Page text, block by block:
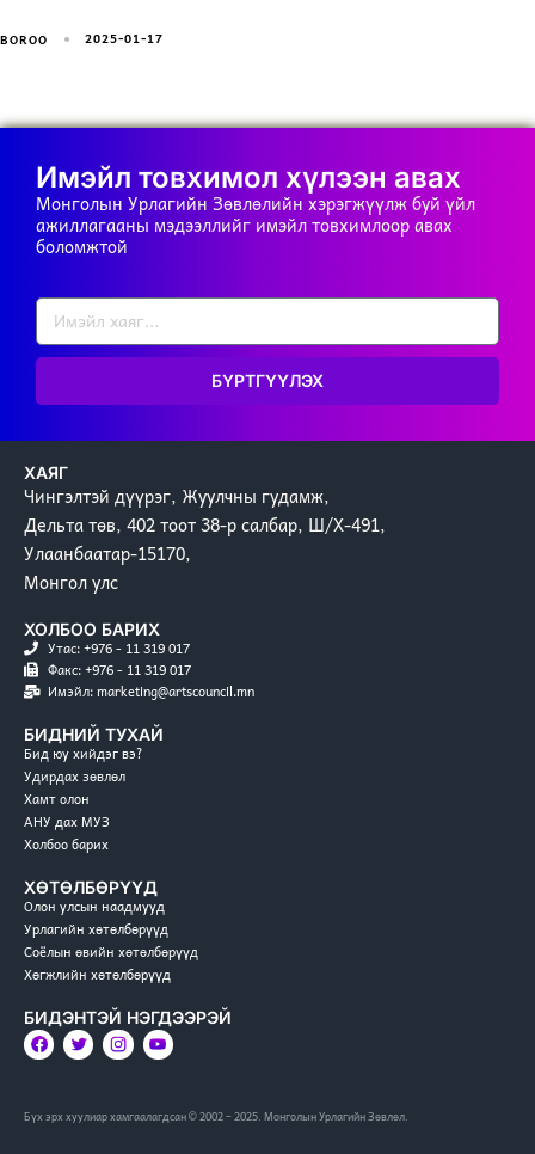
BOROO 2025-01-17
Имэйл товхимол хүлээн авах
Монголын Урлагийн Зөвлөлийн хэрэгжүүлж буй үйл
ажиллагааны мэдээллийг имэйл товхимлоор авах
боломжтой
БҮРТГҮҮЛЭХ
ХАЯГ
Чингэлтэй дүүрэг, Жуулчны гудамж,
Дельта төв, 402 тоот 38-р салбар, Ш/Х-491,
Улаанбаатар-15170,
Монгол улс
ХОЛБОО БАРИХ
Утас: +976 - 11 319 017
Факс: +976 - 11 319 017
Имэйл: marketing@artscouncil.mn
БИДНИЙ ТУХАЙ
Бид юу хийдэг вэ?
Удирдах зөвлөл
Хамт олон
АНУ дах МУЗ
Холбоо барих
ХӨТӨЛБӨРҮҮД
Олон улсын наадмууд
Урлагийн хөтөлбөрүүд
Соёлын өвийн хөтөлбөрүүд
Хөгжлийн хөтөлбөрүүд
БИДЭНТЭЙ НЭГДЭЭРЭЙ
Бүх эрх хуулиар хамгаалагдсан © 2002 – 2025. Монголын Урлагийн Зөвлөл.